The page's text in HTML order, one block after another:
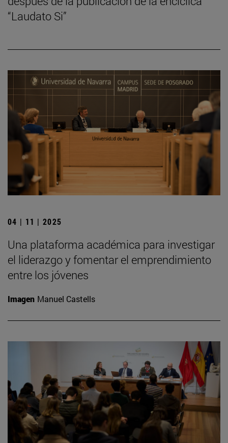
“Laudato Si”
04 | 11 | 2025
Una plataforma académica para investigar
el liderazgo y fomentar el emprendimiento
entre los jóvenes
Imagen Manuel Castells